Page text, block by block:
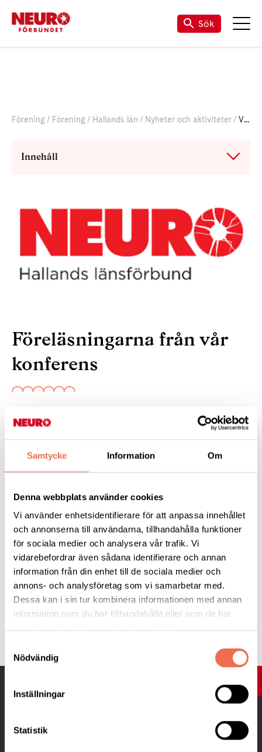
Samtycke Information Om
Denna webbplats använder cookies
Vi använder enhetsidentifierare för att anpassa innehållet
och annonserna till användarna, tillhandahålla funktioner
för sociala medier och analysera vår trafik. Vi
vidarebefordrar även sådana identifierare och annan
information från din enhet till de sociala medier och
annons- och analysföretag som vi samarbetar med.
Dessa kan i sin tur kombinera informationen med annan
information som du har tillhandahållit eller som de har
Nödvändig
Inställningar
Statistik
Sök
Förening Förening Hallands län Nyheter och aktiviteter Videos från konferens
Innehåll
Föreläsningarna från vår
konferens
I april bjöd Neuro Halland i samarbete med Region
Halland in till en konferens om Vård och
Rehabilitering. Föreläsningarna från dagen går nu
Följ länken för att komma till en spellista (klickaHÄR) med alla
föreläsningar från konferensen eller gå in på våryoutube kanal
Neuro Halland.
Vi önskar er en trevlig sommar!